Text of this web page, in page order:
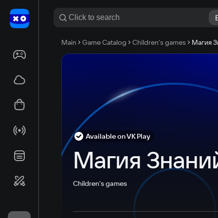
Main Game Catalog Children’s games Магия
Available on VK Play
Магия
Children’s games